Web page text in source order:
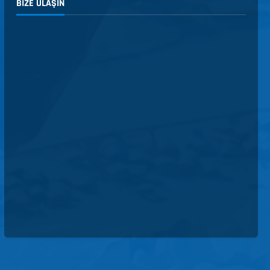
BIZE ULAŞIN